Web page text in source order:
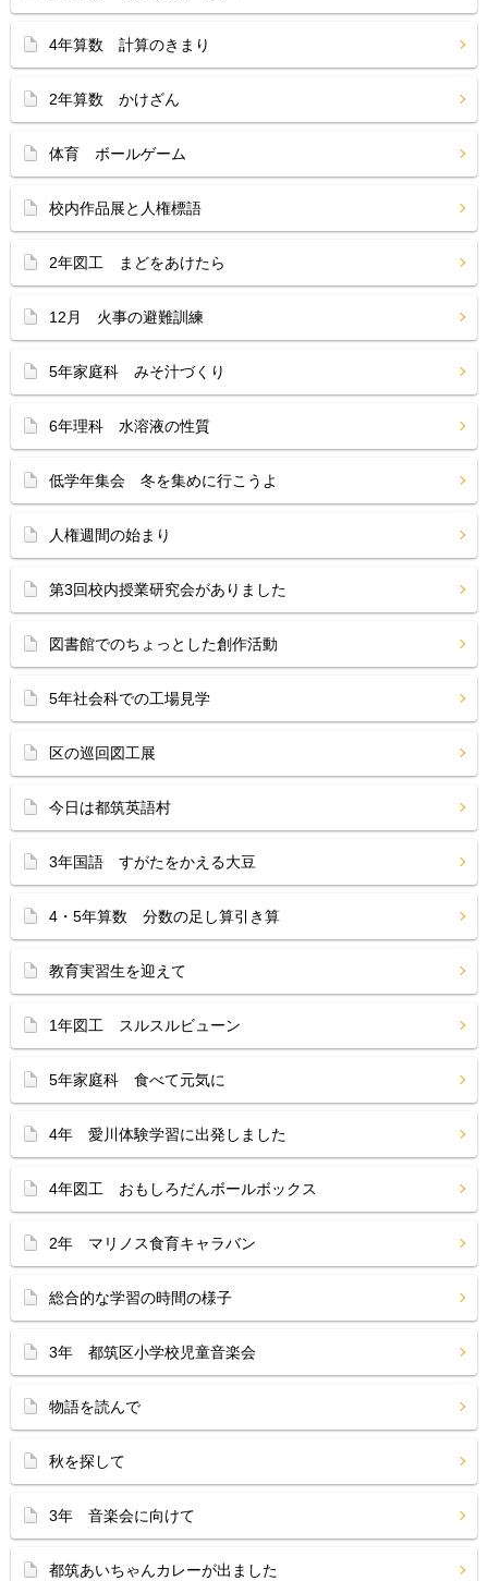
4年算数 計算のきまり
2年算数 かけざん
体育 ボールゲーム
校内作品展と人権標語
2年図工 まどをあけたら
12月 火事の避難訓練
5年家庭科 みそ汁づくり
6年理科 水溶液の性質
低学年集会 冬を集めに行こうよ
人権週間の始まり
第3回校内授業研究会がありました
図書館でのちょっとした創作活動
5年社会科での工場見学
区の巡回図工展
今日は都筑英語村
3年国語 すがたをかえる大豆
4・5年算数 分数の足し算引き算
教育実習生を迎えて
1年図工 スルスルビューン
5年家庭科 食べて元気に
4年 愛川体験学習に出発しました
4年図工 おもしろだんボールボックス
2年 マリノス食育キャラバン
総合的な学習の時間の様子
3年 都筑区小学校児童音楽会
物語を読んで
秋を探して
3年 音楽会に向けて
都筑あいちゃんカレーが出ました